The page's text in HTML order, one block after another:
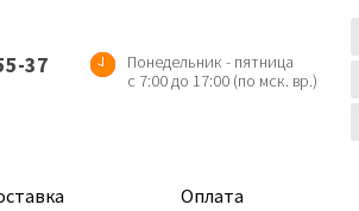
37
Понедельник - пятница
с 7:00 до 17:00 (по мск. вр.)
Оплата